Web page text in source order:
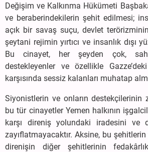
Değişim ve Kalkınma Hükümeti
ve beraberindekilerin şehit edilmesi;
açık bir savaş suçu, devlet
şeytani rejimin yırtıcı ve insanlık dışı
Bu cinayet, her şeyden çok,
destekleyenler ve özellikle
karşısında sessiz kalanları muhatap
Siyonistlerin ve onların destekçilerinin
bu tür cinayetler Yemen halkının
karşı direniş yolundaki iradesini ve
zayıflatmayacaktır. Aksine, bu
direnişin diğer şehitlerinin